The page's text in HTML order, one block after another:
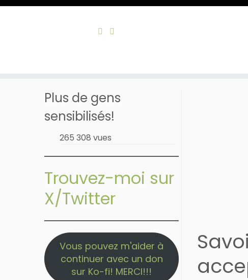
Plus de gens
sensibilisés!
265 308 vues
Trouvez-moi sur
X/Twitter
Vous pouvez m'aider à
continuer avec un don
sur Ko-fi! MERCI!!!